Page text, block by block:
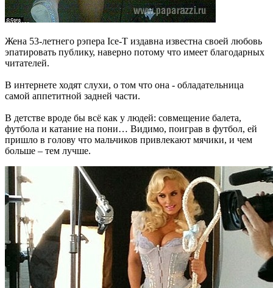
Жена 53-летнего рэпера Ice-T издавна известна своей любовь
эпатировать публику, наверно потому что имеет благодарных
читателей.
В интернете ходят слухи, о том что она - обладательница
самой аппетитной задней части.
В детстве вроде бы всё как у людей: совмещение балета,
футбола и катание на пони… Видимо, поиграв в футбол, ей
пришло в голову что мальчиков привлекают мячики, и чем
больше – тем лучше.